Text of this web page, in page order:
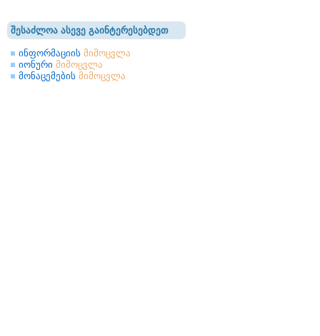
შესაძლოა ასევე გაინტერესებდეთ
ინფორმაციის მიმოცვლა
იონური მიმოცვლა
მონაცემების მიმოცვლა